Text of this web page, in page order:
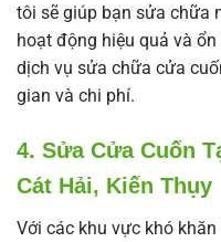
tôi sẽ giúp bạn sửa chữa
hoạt động hiệu quả và
dịch vụ sửa chữa cửa
gian và chi phí.
4. Sửa Cửa Cuốn
Cát Hải, Kiến Thụy
Với các khu vực khó